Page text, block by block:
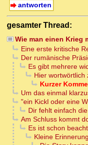
antworten
gesamter Thread:
Wie man einen Krieg
Eine erste kritische
Der rumänische
Es gibt mehrere
Hier wortwörtlich
Kurzer
Um das einmal
"ein Kickl oder eine
Dir fehlt einfach
Am Schluss kommt
Es ist schon
Kleine Erinnerung